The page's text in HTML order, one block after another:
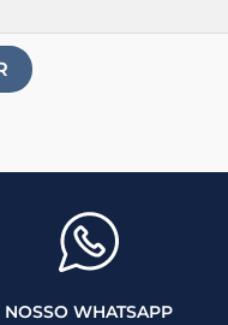
NOSSO WHATSAPP